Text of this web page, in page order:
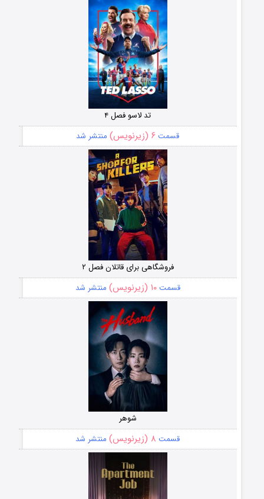
تد لاسو فصل ۴
قسمت ۶ (زیرنویس) منتشر شد
فروشگاهی برای قاتلان فصل ۲
قسمت۱۰ (زیرنویس) منتشر شد
شوهر
قسمت ۸ (زیرنویس) منتشر شد